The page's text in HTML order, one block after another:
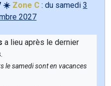
☀️ Zone C : du samedi 3
2027
a lieu après le dernier
le samedi sont en vacances